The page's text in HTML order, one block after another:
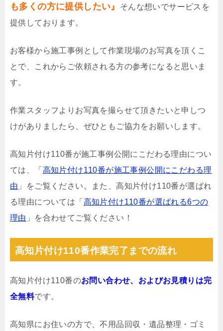
も多くの方に提供したい』
そんな想いでサービスを
提供しております。
お客様から施工事例として作業現場のお写真を頂くこ
とで、これからご依頼される方の参考になると思いま
す。
作業スタッフよりお写真を撮らせて頂きたいと申しつ
けがありましたら、ぜひともご協力をお願いします。
高知片付け110番が施工事例公開にこだわる理由につい
ては、「 高知片付け110番が施工事例公開にこだわる理
由 」をご覧ください。また、高知片付け110番が選ばれ
る理由については「 高知片付け110番が選ばれる6つの
理由 」を合わせてご覧ください！
高知片付け110番作業完了までの流れ
高知片付け110番のお問い合わせ、およびお見積りは完
全無料です。
高知県にお住いの方で、不用品回収・遺品整理・ゴミ